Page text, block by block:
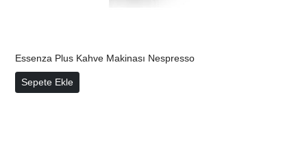
Essenza Plus Kahve Makinası Nespresso
Sepete Ekle